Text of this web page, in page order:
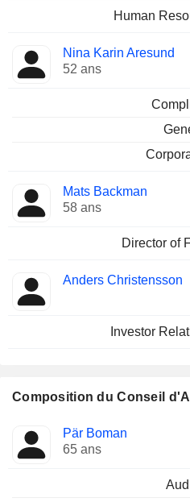
Human
Nina Karin Aresund
52 ans
Mats Backman
58 ans
Director of
Anders Christensson
Investor
Composition du Conseil
Administrateur Comités
Pär Boman
65 ans